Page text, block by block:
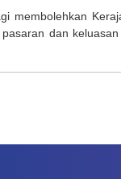
membolehkan
dan